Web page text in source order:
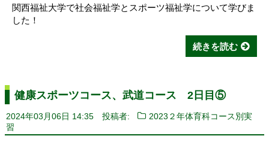
関西福祉大学で社会福祉学とスポーツ福祉学について学びま
した！
続きを読む
健康スポーツコース、武道コース 2日目⑤
2024年03月06日 14:35 投稿者:
2023２年体育科コース別実
習